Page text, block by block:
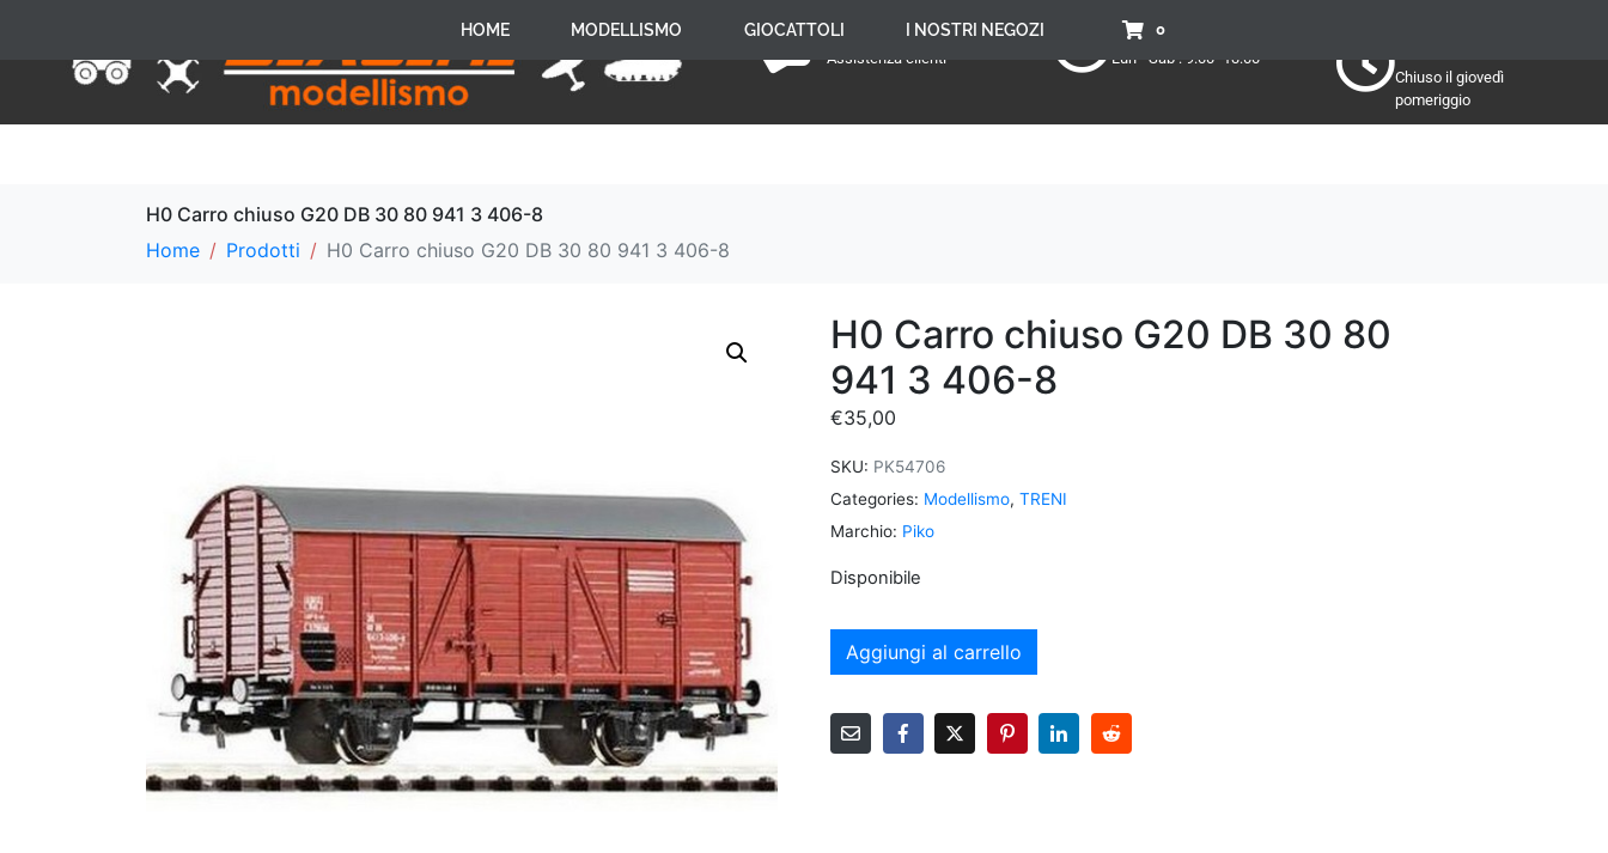
+39 059 650 005
Assistenza clienti
Mattino:
Lun - Sab : 9:00 -13:00
Chiuso il giovedì
pomeriggio
HOME MODELLISMO GIOCATTOLI I NOSTRI NEGOZI 0
H0 Carro chiuso G20 DB 30 80 941 3 406-8
Home
Prodotti H0 Carro chiuso G20 DB 30 80 941 3 406-8
H0 Carro chiuso G20 DB 30 80
941 3 406-8
€35,00
SKU: PK54706
Categories: Modellismo, TRENI
Marchio: Piko
Disponibile
Aggiungi al carrello